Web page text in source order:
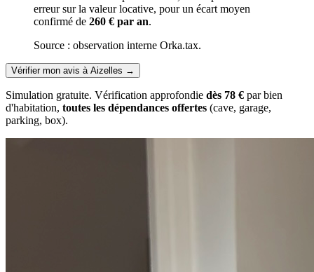
erreur sur la valeur locative, pour un écart moyen
confirmé de 260 € par an.
Source : observation interne Orka.tax.
Vérifier mon avis à Aizelles →
Simulation gratuite. Vérification approfondie dès 78 € par bien
d'habitation, toutes les dépendances offertes (cave, garage,
parking, box).